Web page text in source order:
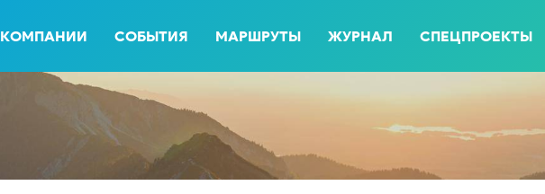
КОМПАНИИ СОБЫТИЯ МАРШРУТЫ ЖУРНАЛ СПЕЦПРОЕКТЫ